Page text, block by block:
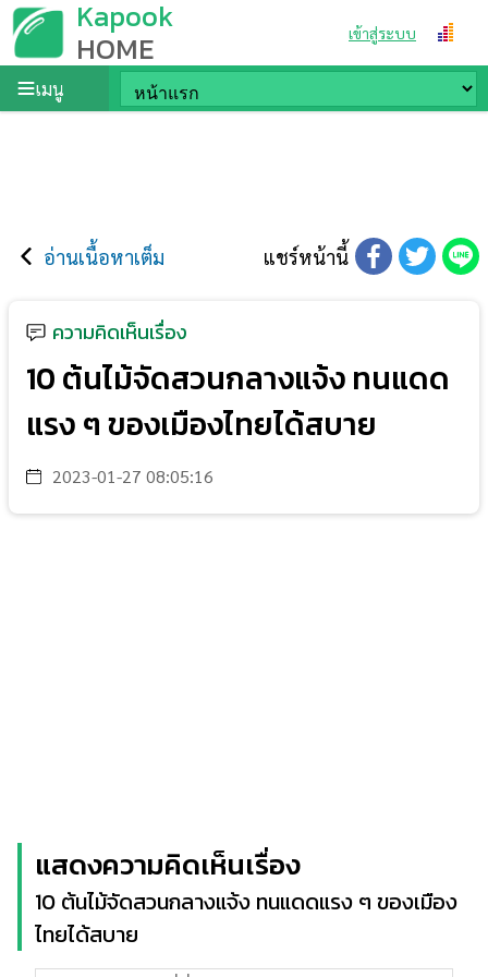
Kapook
HOME เข้าสู่ระบบ
เมนู
อ่านเนื้อหาเต็ม แชร์หน้านี้
ความคิดเห็นเรื่อง
10 ต้นไม้จัดสวนกลางแจ้ง ทนแดด
แรง ๆ ของเมืองไทยได้สบาย
2023-01-27 08:05:16
แสดงความคิดเห็นเรื่อง
10 ต้นไม้จัดสวนกลางแจ้ง ทนแดดแรง ๆ ของเมือง
ไทยได้สบาย